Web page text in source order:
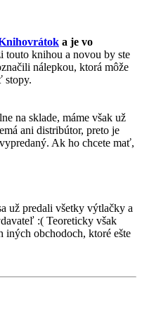
a je vo
touto knihou a novou by ste
nálepkou, ktorá môže
stopy.
na sklade, máme však už
ani distribútor, preto je
Ak ho chcete mať,
už predali všetky výtlačky a
:( Teoreticky však
iných obchodoch, ktoré ešte